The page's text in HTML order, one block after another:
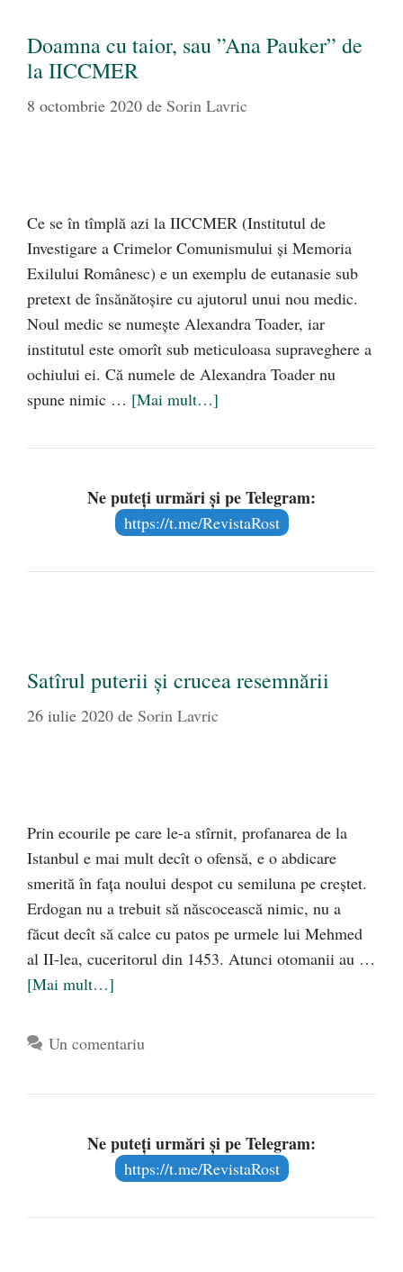
Doamna cu taior, sau ”Ana Pauker” de
la IICCMER
8 octombrie 2020 de Sorin Lavric
Ce se în tîmplă azi la IICCMER (Institutul de
Investigare a Crimelor Comunismului și Memoria
Exilului Românesc) e un exemplu de eutanasie sub
pretext de însănătoşire cu ajutorul unui nou medic.
Noul medic se numeşte Alexandra Toader, iar
institutul este omorît sub meticuloasa supraveghere a
ochiului ei. Că numele de Alexandra Toader nu
spune nimic … [Mai mult…]
Ne puteți urmări și pe Telegram:
https://t.me/RevistaRost
Satîrul puterii şi crucea resemnării
26 iulie 2020 de Sorin Lavric
Prin ecourile pe care le-a stîrnit, profanarea de la
Istanbul e mai mult decît o ofensă, e o abdicare
smerită în faţa noului despot cu semiluna pe creştet.
Erdogan nu a trebuit să născocească nimic, nu a
făcut decît să calce cu patos pe urmele lui Mehmed
al II-lea, cuceritorul din 1453. Atunci otomanii au …
[Mai mult…]
Un comentariu
Ne puteți urmări și pe Telegram:
https://t.me/RevistaRost